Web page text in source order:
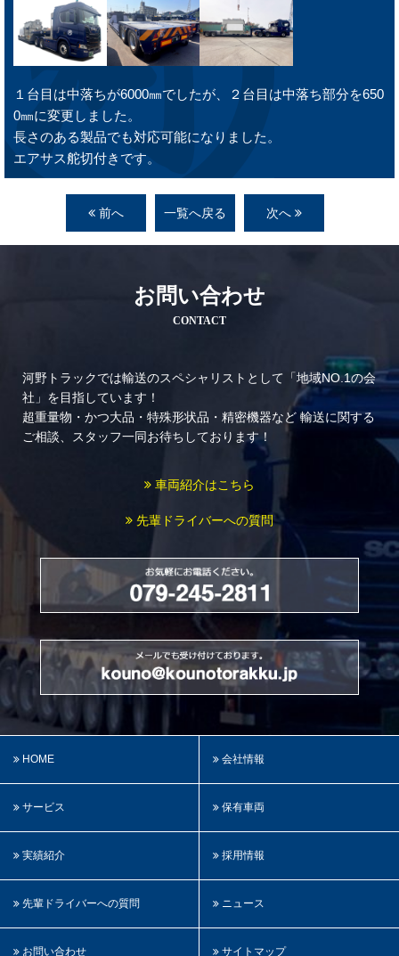
１台目は中落ちが6000㎜でしたが、２台目は中落ち部分を650
0㎜に変更しました。
長さのある製品でも対応可能になりました。
エアサス舵切付きです。
前へ 一覧へ戻る 次へ
お問い合わせ
CONTACT
河野トラックでは輸送のスペシャリストとして「地域NO.1の会
社」を目指しています！
超重量物・かつ大品・特殊形状品・精密機器など 輸送に関する
ご相談、スタッフ一同お待ちしております！
車両紹介はこちら
先輩ドライバーへの質問
HOME 会社情報
サービス 保有車両
実績紹介 採用情報
先輩ドライバーへの質問 ニュース
お問い合わせ サイトマップ